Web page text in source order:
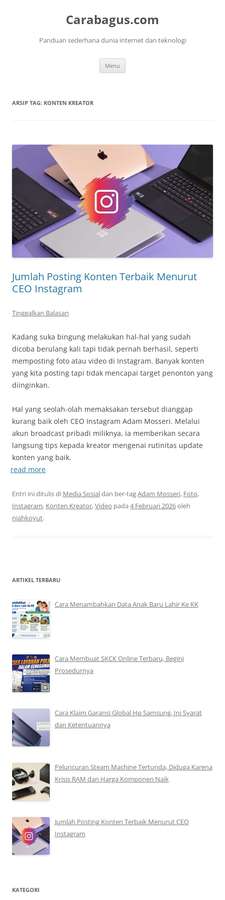
Carabagus.com
Panduan sederhana dunia internet dan teknologi
Menu
ARSIP TAG: KONTEN KREATOR
Jumlah Posting Konten Terbaik Menurut
CEO Instagram
Tinggalkan Balasan
Kadang suka bingung melakukan hal-hal yang sudah
dicoba berulang kali tapi tidak pernah berhasil, seperti
memposting foto atau video di Instagram. Banyak konten
yang kita posting tapi tidak mencapai target penonton yang
diinginkan.
Hal yang seolah-olah memaksakan tersebut dianggap
kurang baik oleh CEO Instagram Adam Mosseri. Melalui
akun broadcast pribadi miliknya, ia memberikan secara
langsung tips kepada kreator mengenai rutinitas update
konten yang baik.
read more
Entri ini ditulis di Media Sosialdan ber-tagAdam Mosseri, Foto,
Instagram, Konten Kreator,Video pada 4 Februari 2026oleh
niahkoyut.
ARTIKEL TERBARU
Cara Menambahkan Data Anak Baru Lahir Ke KK
Cara Membuat SKCK Online Terbaru, Begini
Prosedurnya
Cara Klaim Garansi Global Hp Samsung, Ini Syarat
dan Ketentuannya
Peluncuran Steam Machine Tertunda, Diduga Karena
Krisis RAM dan Harga Komponen Naik
Jumlah Posting Konten Terbaik Menurut CEO
Instagram
KATEGORI